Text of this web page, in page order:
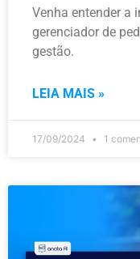
Venha entender a
gerenciador de
gestão.
LEIA MAIS »
17/09/2024 1